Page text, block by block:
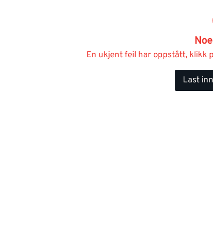
En ukjent feil har oppstått, klikk
Last